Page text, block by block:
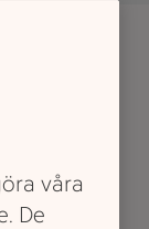
våra
De